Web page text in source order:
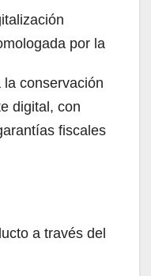
por la
la conservación
digital, con
fiscales
a través del